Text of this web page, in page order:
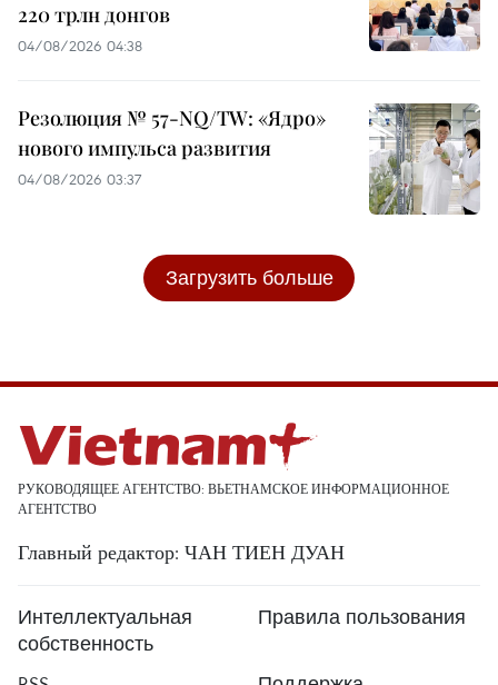
220 трлн донгов
04/08/2026 04:38
Резолюция № 57-NQ/TW: «Ядро»
нового импульса развития
04/08/2026 03:37
Загрузить больше
РУКОВОДЯЩЕЕ АГЕНТСТВО: ВЬЕТНАМСКОЕ ИНФОРМАЦИОННОЕ
АГЕНТСТВО
Главный редактор: ЧАН ТИЕН ДУАН
Интеллектуальная
собственность
Правила пользования